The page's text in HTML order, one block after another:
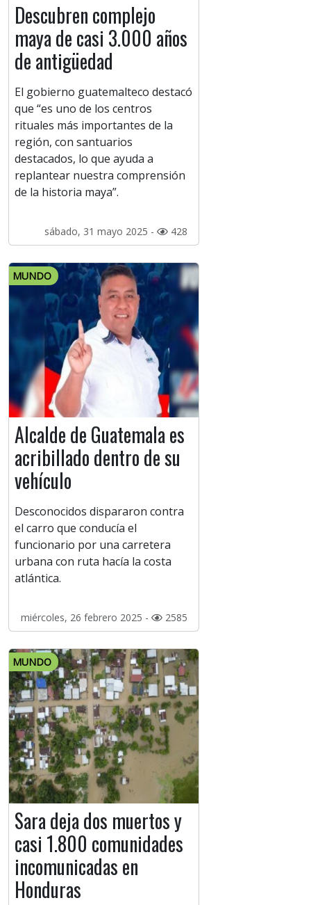
Descubren complejo
maya de casi 3.000 años
de antigüedad
El gobierno guatemalteco destacó
que “es uno de los centros
rituales más importantes de la
región, con santuarios
destacados, lo que ayuda a
replantear nuestra comprensión
de la historia maya”.
sábado, 31 mayo 2025 - 428
MUNDO
Alcalde de Guatemala es
acribillado dentro de su
vehículo
Desconocidos dispararon contra
el carro que conducía el
funcionario por una carretera
urbana con ruta hacía la costa
atlántica.
miércoles, 26 febrero 2025 - 2585
MUNDO
Sara deja dos muertos y
casi 1.800 comunidades
incomunicadas en
Honduras